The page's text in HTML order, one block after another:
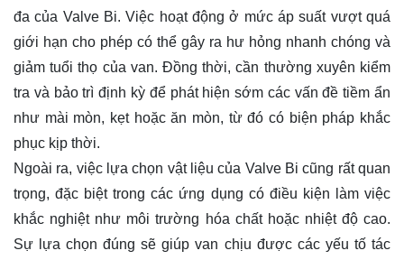
đa của Valve Bi. Việc hoạt động ở mức áp suất vượt quá
giới hạn cho phép có thể gây ra hư hỏng nhanh chóng và
giảm tuổi thọ của van. Đồng thời, cần thường xuyên kiểm
tra và bảo trì định kỳ để phát hiện sớm các vấn đề tiềm ẩn
như mài mòn, kẹt hoặc ăn mòn, từ đó có biện pháp khắc
phục kịp thời.
Ngoài ra, việc lựa chọn vật liệu của Valve Bi cũng rất quan
trọng, đặc biệt trong các ứng dụng có điều kiện làm việc
khắc nghiệt như môi trường hóa chất hoặc nhiệt độ cao.
Sự lựa chọn đúng sẽ giúp van chịu được các yếu tố tác